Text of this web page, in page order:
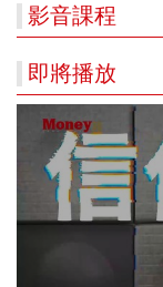
影音課程
即將播放